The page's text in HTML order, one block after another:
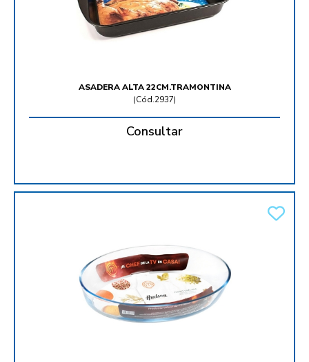
ASADERA ALTA 22CM.TRAMONTINA
(Cód.2937)
Consultar